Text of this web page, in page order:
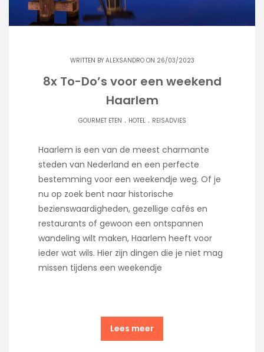
WRITTEN BY ALEXSANDROON 26/03/2023
8x To-Do’s voor een weekend
Haarlem
GOURMET ETEN . HOTEL. REISADVIES
Haarlem is een van de meest charmante
steden van Nederland en een perfecte
bestemming voor een weekendje weg. Of je
nu op zoek bent naar historische
bezienswaardigheden, gezellige cafés en
restaurants of gewoon een ontspannen
wandeling wilt maken, Haarlem heeft voor
ieder wat wils. Hier zijn dingen die je niet mag
missen tijdens een weekendje
Lees meer